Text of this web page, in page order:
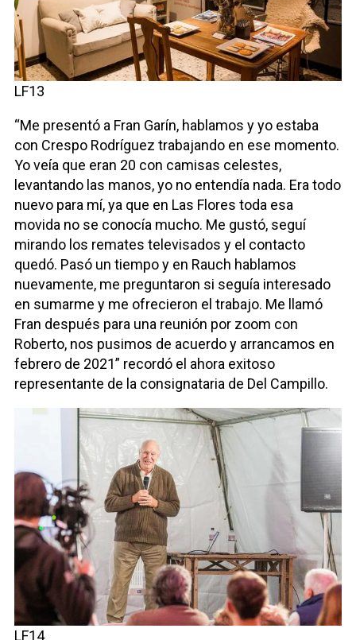
LF13
“Me presentó a Fran Garín, hablamos y yo estaba
con Crespo Rodríguez trabajando en ese momento.
Yo veía que eran 20 con camisas celestes,
levantando las manos, yo no entendía nada. Era todo
nuevo para mí, ya que en Las Flores toda esa
movida no se conocía mucho. Me gustó, seguí
mirando los remates televisados y el contacto
quedó. Pasó un tiempo y en Rauch hablamos
nuevamente, me preguntaron si seguía interesado
en sumarme y me ofrecieron el trabajo. Me llamó
Fran después para una reunión por zoom con
Roberto, nos pusimos de acuerdo y arrancamos en
febrero de 2021” recordó el ahora exitoso
representante de la consignataria de Del Campillo.
LF14